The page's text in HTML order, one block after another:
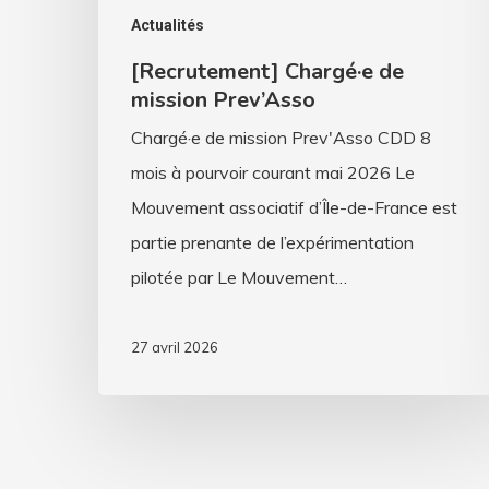
Actualités
[Recrutement] Chargé·e de
mission Prev’Asso
Chargé·e de mission Prev'Asso CDD 8
mois à pourvoir courant mai 2026 Le
Mouvement associatif d’Île-de-France est
partie prenante de l’expérimentation
pilotée par Le Mouvement…
27 avril 2026